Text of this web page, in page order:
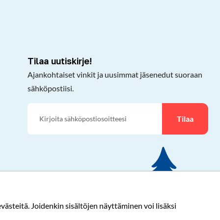
Joidenkin sisältöjen näyttäminen voi lisäksi
Tilaa uutiskirje!
Ajankohtaiset vinkit ja uusimmat jäsenedut suoraan
sähköpostiisi.
Tilaa